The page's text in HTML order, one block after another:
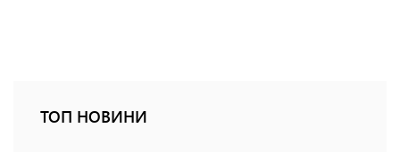
ТОП НОВИНИ